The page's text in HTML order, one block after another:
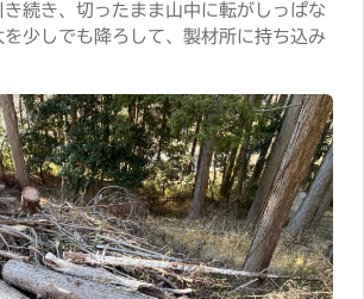
き続き、切ったまま山中に転がしっぱな
を少しでも降ろして、製材所に持ち込み